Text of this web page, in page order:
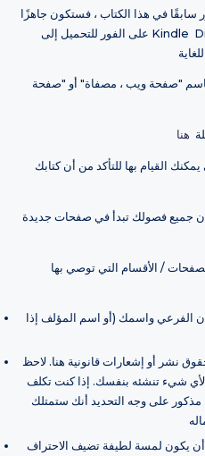
سابقًا في هذا الكتاب ، فستكون جاهزًا
على الفور للتحميل إلى Kindle Direct Publishing ، وهو مجاني تمامًا
"صفحة ويب ، مصفاة" أو "صفحة
هنا
القيام بها للتأكد من أن كتابك
جميع فصولك تبدأ في صفحات جديدة
/ الأقسام التي توصي بها
الفرعي واسمك (أو اسم المؤلف إذا
نشر أو إشعارات قانونية هنا. لاحظ
لأي شيء تنشئه بنفسك. إذا كنت تكلف
مذكور على وجه التحديد أنك ستمتلك